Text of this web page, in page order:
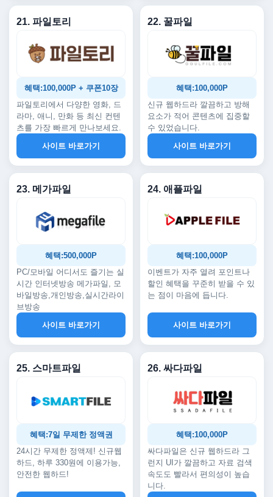
21. 파일토리
혜택:100,000P + 쿠폰10장
파일토리에서 다양한 영화, 드
라마, 애니, 만화 등 최신 컨텐
츠를 가장 빠르게 만나보세요.
사이트 바로가기
22. 꿀파일
혜택:100,000P
신규 웹하드라 깔끔하고 방해
요소가 적어 콘텐츠에 집중할
수 있었습니다.
사이트 바로가기
23. 메가파일
혜택:500,000P
PC/모바일 어디서도 즐기는 실
시간 인터넷방송 메가파일, 모
바일방송,개인방송,실시간라이
브방송
사이트 바로가기
24. 애플파일
혜택:100,000P
이벤트가 자주 열려 포인트나
할인 혜택을 꾸준히 받을 수 있
는 점이 마음에 듭니다.
사이트 바로가기
25. 스마트파일
혜택:7일 무제한 정액권
24시간 무제한 정액제! 신규웹
하드, 하루 330원에 이용가능,
안전한 웹하드!
26. 싸다파일
혜택:100,000P
싸다파일은 신규 웹하드라 그
런지 UI가 깔끔하고 자료 검색
속도도 빨라서 편의성이 높습
니다.